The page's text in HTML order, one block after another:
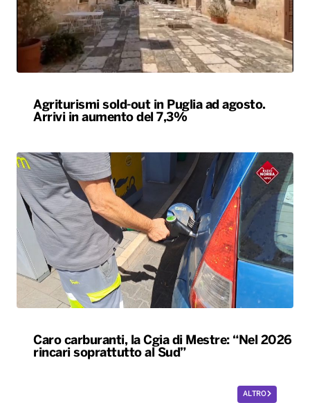
Agriturismi sold-out in Puglia ad agosto.
Arrivi in aumento del 7,3%
Caro carburanti, la Cgia di Mestre: “Nel 2026
rincari soprattutto al Sud”
ALTRO